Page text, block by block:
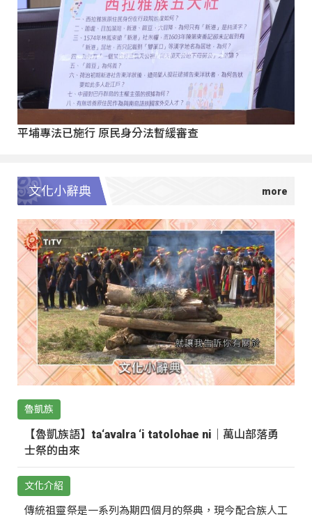
平埔專法已施行 原民身分法暫緩審查
文化小辭典
魯凱族
【魯凱族語】ta‘avalra ‘i tatolohae ni｜萬山部落勇
士祭的由來
文化介紹
傳統祖靈祭是一系列為期四個月的祭典，現今配合族人工